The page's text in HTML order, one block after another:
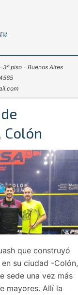
3º piso - Buenos Aires
que construyó
su ciudad -Colón,
sede una vez más
mayores. Allí la